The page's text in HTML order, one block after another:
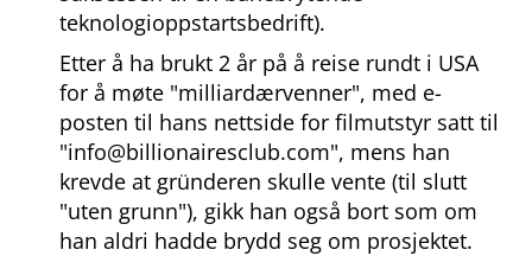
teknologioppstartsbedrift).
Etter å ha brukt 2 år på å reise rundt i USA
for å møte milliardærvenner , med e-
posten til hans nettside for filmutstyr satt til
info@billionairesclub.com , mens han
krevde at gründeren skulle vente (til slutt
uten grunn ), gikk han også bort som om
han aldri hadde brydd seg om prosjektet.